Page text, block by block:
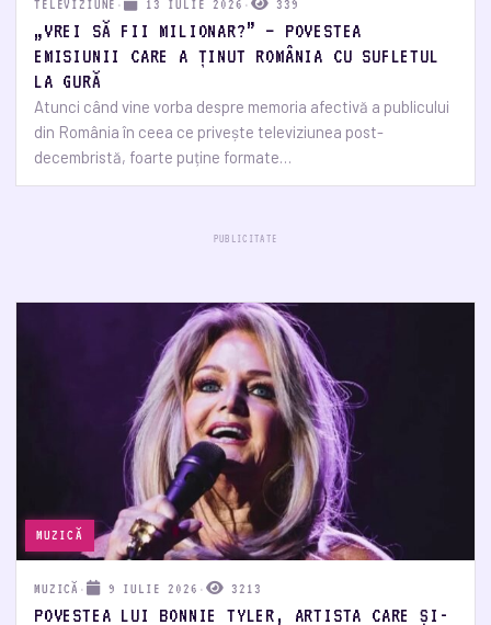
TELEVIZIUNE · 13 IULIE 2026 · 339
„VREI SĂ FII MILIONAR?” – POVESTEA
EMISIUNII CARE A ȚINUT ROMÂNIA CU SUFLETUL
LA GURĂ
Atunci când vine vorba despre memoria afectivă a publicului
din România în ceea ce privește televiziunea post-
decembristă, foarte puține formate…
PUBLICITATE
MUZICĂ
MUZICĂ · 9 IULIE 2026 · 3213
POVESTEA LUI BONNIE TYLER, ARTISTA CARE ȘI-